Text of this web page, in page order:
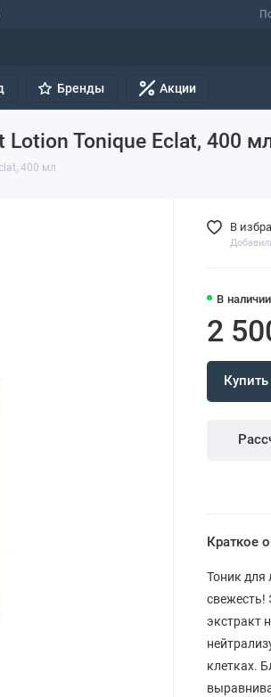
Бренды Акции
Tonique Eclat, 400
400 мл
В наличии
2
Купить
В
Краткое
Тоник для
свежесть!
экстракт
клетках.